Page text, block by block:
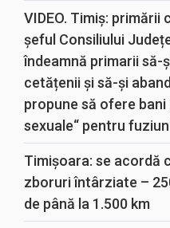
VIDEO. Timiș:
șeful Consiliului
îndeamnă primarii să-
cetățenii și să-și
propune să ofere
sexuale“ pentru
Timișoara: se acordă
zboruri întârziate –
de până la 1.500 km